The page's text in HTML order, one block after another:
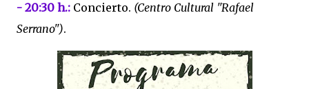
- 20:30 h.: Concierto. (Centro Cultural "Rafael
Serrano").